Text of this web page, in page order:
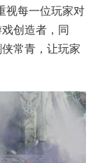
视每一位玩家对
创造者，同
常青，让玩家